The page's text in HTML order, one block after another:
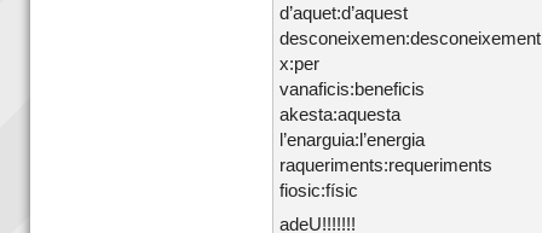
d’aquet:d’aquest
desconeixemen:desconeixement
x:per
vanaficis:beneficis
akesta:aquesta
l’enarguia:l’energia
raqueriments:requeriments
fiosic:físic
adeU!!!!!!!